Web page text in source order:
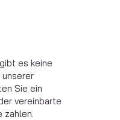
es keine
Sie ein
vereinbarte
zahlen.